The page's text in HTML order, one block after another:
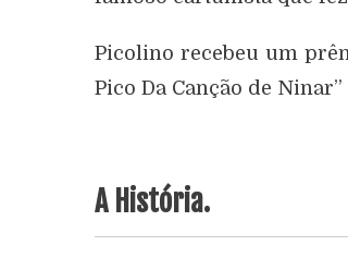
Picolino recebeu um
Pico Da Canção de
A História.